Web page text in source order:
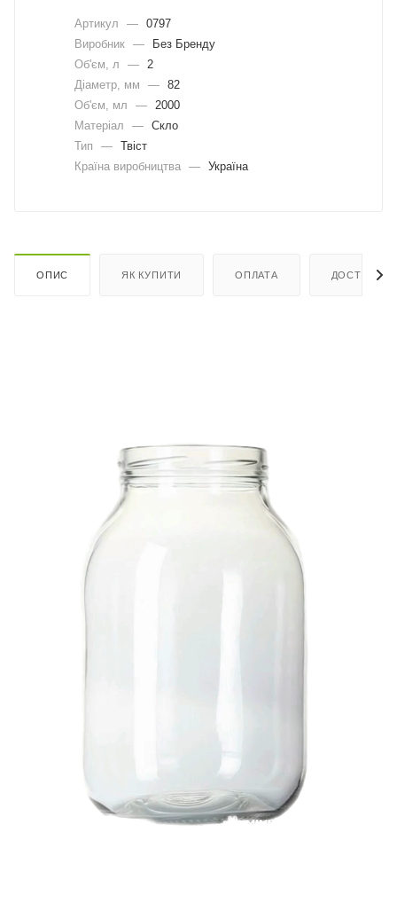
Артикул — 0797
Виробник —
Без Бренду
Об'єм, л
—
2
Діаметр, мм
— 82
Об'єм, мл
—
2000
Матеріал
— Скло
Тип
— Твіст
Країна виробництва — Україна
ОПИС ЯК КУПИТИ ОПЛАТА ДОСТАВКА